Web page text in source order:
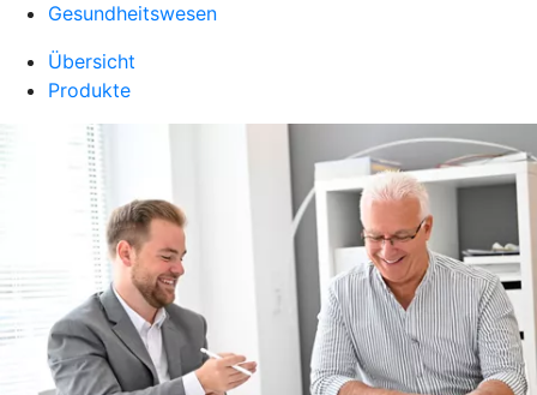
Gesundheitswesen
Übersicht
Produkte